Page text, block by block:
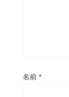
名前 *